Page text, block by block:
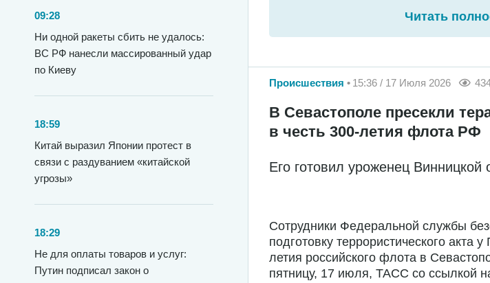
09:28
Ни одной ракеты сбить не удалось:
ВС РФ нанесли массированный удар
по Киеву
18:59
Китай выразил Японии протест в
связи с раздуванием «китайской
угрозы»
18:29
Не для оплаты товаров и услуг:
Путин подписал закон о
Читать
Происшествия 15:36 / 17 Июля 2026
В Севастополе пресекли
в честь 300-летия флота РФ
Его готовил уроженец Винницкой
Сотрудники Федеральной службы
подготовку террористического акта
летия российского флота в
пятницу, 17 июля, ТАСС со ссылкой